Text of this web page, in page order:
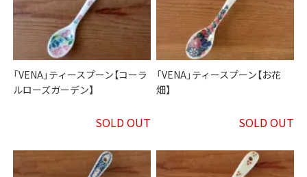
「VENA」ティースプーン【コーラ
ルローズガーデン】
SOLD OUT
「VENA」ティースプーン【お花
畑】
SOLD OUT